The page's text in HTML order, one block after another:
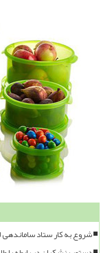
شروع به کار ستاد ساماندهی